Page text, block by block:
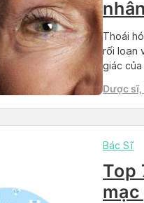
trị
Thoái
rối loạn
giác
chăm
Dược sĩ,
Bác Sĩ
Top